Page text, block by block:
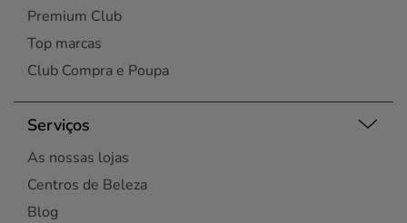
Premium Club
Top marcas
Club Compra e Poupa
Serviços
As nossas lojas
Centros de Beleza
Blog